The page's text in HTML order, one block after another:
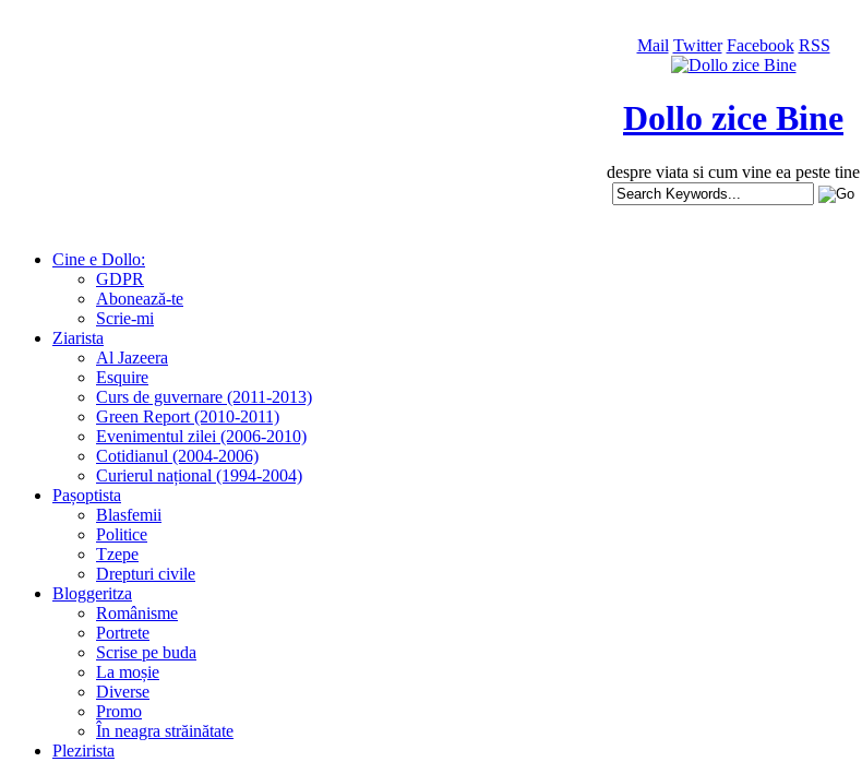
Mail Twitter Facebook RSS
Dollo zice Bine
despre viata si cum vine ea peste tine
Cine e Dollo:
GDPR
Abonează-te
Scrie-mi
Ziarista
Al Jazeera
Esquire
Curs de guvernare (2011-2013)
Green Report (2010-2011)
Evenimentul zilei (2006-2010)
Cotidianul (2004-2006)
Curierul național (1994-2004)
Pașoptista
Blasfemii
Politice
Tzepe
Drepturi civile
Bloggeritza
Românisme
Portrete
Scrise pe buda
La moșie
Diverse
Promo
În neagra străinătate
Plezirista